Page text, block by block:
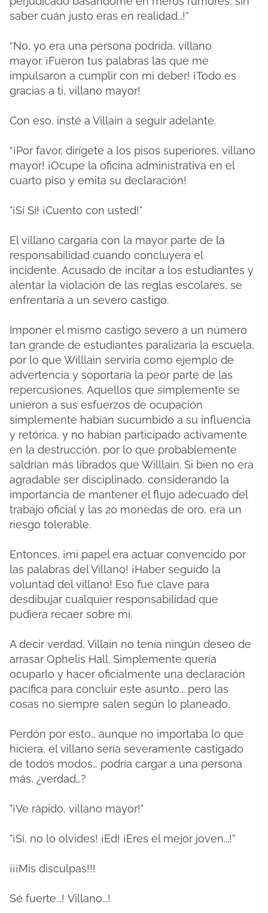
saber cuán justo eras en realidad…!”
“No, yo era una persona podrida, villano
mayor. ¡Fueron tus palabras las que me
impulsaron a cumplir con mi deber! ¡Todo es
gracias a ti, villano mayor!
Con eso, insté a Villain a seguir adelante.
“¡Por ​​favor, dirígete a los pisos superiores, villano
mayor! ¡Ocupe la oficina administrativa en el
cuarto piso y emita su declaración!
"¡Sí Sí! ¡Cuento con usted!"
El villano cargaría con la mayor parte de la
responsabilidad cuando concluyera el
incidente. Acusado de incitar a los estudiantes y
alentar la violación de las reglas escolares, se
enfrentaría a un severo castigo.
Imponer el mismo castigo severo a un número
tan grande de estudiantes paralizaría la escuela,
por lo que Willlain serviría como ejemplo de
advertencia y soportaría la peor parte de las
repercusiones. Aquellos que simplemente se
unieron a sus esfuerzos de ocupación
simplemente habían sucumbido a su influencia
y retórica, y no habían participado activamente
en la destrucción, por lo que probablemente
saldrían más librados que Willlain. Si bien no era
agradable ser disciplinado, considerando la
importancia de mantener el flujo adecuado del
trabajo oficial y las 20 monedas de oro, era un
riesgo tolerable.
Entonces, ¡mi papel era actuar convencido por
las palabras del Villano! ¡Haber seguido la
voluntad del villano! Eso fue clave para
desdibujar cualquier responsabilidad que
pudiera recaer sobre mí.
A decir verdad, Villain no tenía ningún deseo de
arrasar Ophelis Hall. Simplemente quería
ocuparlo y hacer oficialmente una declaración
pacífica para concluir este asunto... pero las
cosas no siempre salen según lo planeado.
Perdón por esto… aunque no importaba lo que
hiciera, el villano sería severamente castigado
de todos modos… podría cargar a una persona
más, ¿verdad…?
"¡Ve rápido, villano mayor!"
"¡Sí, no lo olvides! ¡Ed! ¡Eres el mejor joven...!”
¡¡¡Mis disculpas!!!
Sé fuerte...! Villano...!